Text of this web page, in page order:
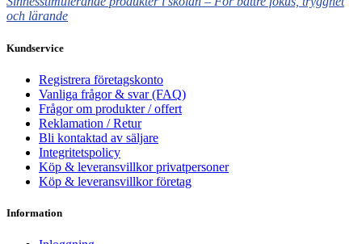
och lärande
Kundservice
Registrera företagskonto
Vanliga frågor & svar (FAQ)
Frågor om produkter / offert
Reklamation / Retur
Bli kontaktad av säljare
Integritetspolicy
Köp & leveransvillkor privatpersoner
Köp & leveransvillkor företag
Information